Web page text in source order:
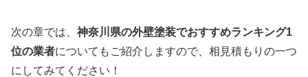
次の章では、 神奈川県の外壁塗装でおすすめランキング1
位の業者についてもご紹介しますので、相見積もりの一つ
にしてみてください！